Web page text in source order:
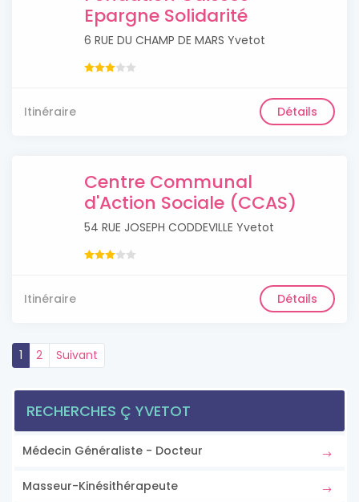
Epargne Solidarité
6 RUE DU CHAMP DE MARS Yvetot
Itinéraire Détails
Centre Communal
d'Action Sociale (CCAS)
54 RUE JOSEPH CODDEVILLE Yvetot
Itinéraire Détails
1 2 Suivant
RECHERCHES Ç YVETOT
Médecin Généraliste - Docteur
Masseur-Kinésithérapeute